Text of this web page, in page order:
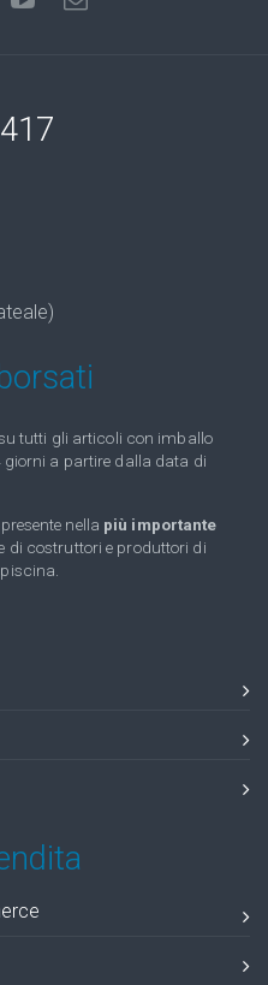
tutti gli articoli con imballo
a partire dalla data di
nella più importante
di costruttori e produttori di